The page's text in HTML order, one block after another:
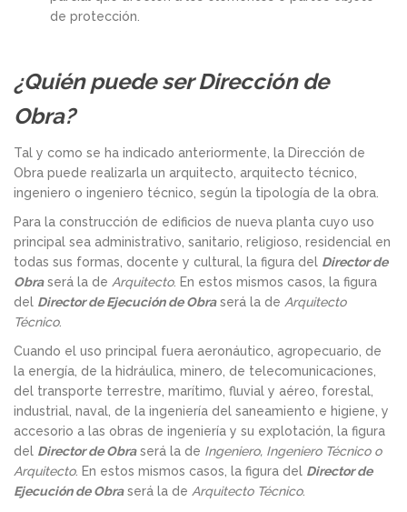
de protección.
¿Quién puede ser Dirección de
Obra?
Tal y como se ha indicado anteriormente, la Dirección de
Obra puede realizarla un arquitecto, arquitecto técnico,
ingeniero o ingeniero técnico, según la tipología de la obra.
Para la construcción de edificios de nueva planta cuyo uso
principal sea administrativo, sanitario, religioso, residencial en
todas sus formas, docente y cultural, la figura del Director de
Obraserá la de Arquitecto. En estos mismos casos, la figura
del Director de Ejecución de Obraserá la de Arquitecto
Técnico.
Cuando el uso principal fuera aeronáutico, agropecuario, de
la energía, de la hidráulica, minero, de telecomunicaciones,
del transporte terrestre, marítimo, fluvial y aéreo, forestal,
industrial, naval, de la ingeniería del saneamiento e higiene, y
accesorio a las obras de ingeniería y su explotación, la figura
del Director de Obraserá la de Ingeniero, Ingeniero Técnico o
Arquitecto. En estos mismos casos, la figura del Director de
Ejecución de Obraserá la de Arquitecto Técnico.